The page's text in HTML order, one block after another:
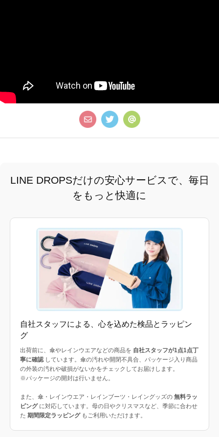
LINE DROPSだけの安心サービスで、毎日
をもっと快適に
自社スタッフによる、心を込めた検品とラッピン
グ
出荷前に、傘やレインウエアなどの商品を 自社スタッフが1点1点丁
寧に確認しています。傘の汚れや開閉不具合、パッケージ入り商品
の外装の汚れや破損がないかをチェックしてお届けします。
※パッケージの開封は行いません。
また、傘・レインウエア・レインブーツ・レイングッズの 無料ラッ
ピングに対応しています。母の日やクリスマスなど、季節に合わせ
た 期間限定ラッピングもご利用いただけます。